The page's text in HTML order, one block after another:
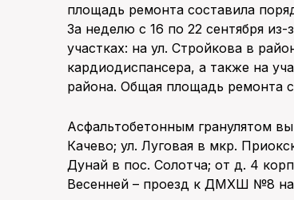
площадь ремонта составила
За неделю с 16 по 22 сентября
участках: на ул. Стройкова в
кардиодиспансера, а также на
района. Общая площадь ремонта
Асфальтобетонным гранулятом
Качево; ул. Луговая в мкр.
Дунай в пос. Солотча; от д. 4
Весенней – проезд к ДМХШ №8